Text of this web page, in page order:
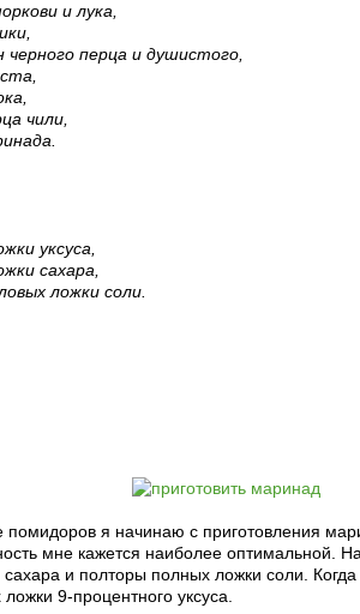
и лука,
черного перца и душистого,
чили,
уксуса,
сахара,
ложки соли.
я начинаю с приготовления
мне кажется наиболее оптимальной.
и полторы полных ложки соли.
9-процентного уксуса.